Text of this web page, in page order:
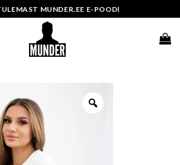
MUNDER.EE E-POODI